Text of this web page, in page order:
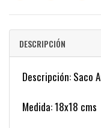
DESCRIPCIÓN
Descripción: Saco
Medida: 18x18 cms